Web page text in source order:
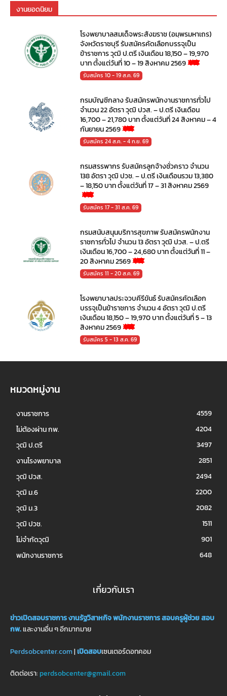
งานยอดนิยม
โรงพยาบาลสมเด็จพระสังฆราช (อมฺพรมหาเถร)
จังหวัดราชบุรี รับสมัครคัดเลือกบรรจุเป็น
ข้าราชการ วุฒิ ป.ตรี เงินเดือน 18,150 – 19,970
บาท ตั้งแต่วันที่ 10 – 19 สิงหาคม 2569
รับสมัคร 10 - 19 ส.ค. 69
กรมบัญชีกลาง รับสมัครพนักงานราชการทั่วไป
จำนวน 22 อัตรา วุฒิ ปวส. – ป.ตรี เงินเดือน
16,700 – 21,780 บาท ตั้งแต่วันที่ 24 สิงหาคม – 4
กันยายน 2569
รับสมัคร 24 ส.ค. - 4 ก.ย. 69
กรมสรรพากร รับสมัครลูกจ้างชั่วคราว จำนวน
138 อัตรา วุฒิ ปวช. – ป.ตรี เงินเดือนรวม 13,380
– 18,150 บาท ตั้งแต่วันที่ 17 – 31 สิงหาคม 2569
รับสมัคร 17 - 31 ส.ค. 69
กรมสนับสนุนบริการสุขภาพ รับสมัครพนักงาน
ราชการทั่วไป จำนวน 13 อัตรา วุฒิ ปวส. – ป.ตรี
เงินเดือน 16,700 – 24,680 บาท ตั้งแต่วันที่ 11 –
20 สิงหาคม 2569
รับสมัคร 11 - 20 ส.ค. 69
โรงพยาบาลประจวบคีรีขันธ์ รับสมัครคัดเลือก
บรรจุเป็นข้าราชการ จำนวน 4 อัตรา วุฒิ ป.ตรี
เงินเดือน 18,150 – 19,970 บาท ตั้งแต่วันที่ 5 – 13
สิงหาคม 2569
รับสมัคร 5 - 13 ส.ค. 69
หมวดหมู่งาน
งานราชการ
4559
ไม่ต้องผ่าน กพ.
4204
วุฒิ ป.ตรี
3497
งานโรงพยาบาล
2851
วุฒิ ปวส.
2494
วุฒิ ม.6
2200
วุฒิ ม.3
2082
วุฒิ ปวช.
1511
ไม่จำกัดวุฒิ
901
พนักงานราชการ
648
เกี่ยวกับเรา
ข่าวเปิดสอบราชการงานรัฐวิสาหกิจพนักงานราชการสอบครูผู้ช่วยสอบ
กพ.และงานอื่น ๆ อีกมากมาย
Perdsobcenter.com|เปิดสอบเซนเตอร์ดอทคอม
ติดต่อเรา: perdsobcenter@gmail.com